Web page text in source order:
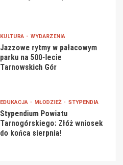
KULTURA WYDARZENIA
Jazzowe rytmy w pałacowym
parku na 500-lecie
Tarnowskich Gór
EDUKACJA MŁODZIEŻ STYPENDIA
Stypendium Powiatu
Tarnogórskiego: Złóż wniosek
do końca sierpnia!